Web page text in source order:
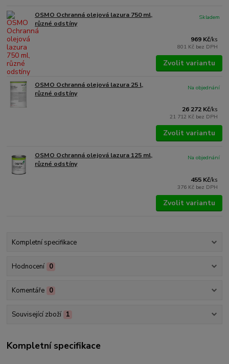
OSMO Ochranná olejová lazura 750 ml,
různé odstíny
969 Kč/ks
801 Kč bez DPH
Skladem
Zvolit variantu
OSMO Ochranná olejová lazura 25 l,
různé odstíny
26 272 Kč/ks
21 712 Kč bez DPH
Na objednání
Zvolit variantu
OSMO Ochranná olejová lazura 125 ml,
různé odstíny
455 Kč/ks
376 Kč bez DPH
Na objednání
Zvolit variantu
Kompletní specifikace
Hodnocení 0
Komentáře 0
Související zboží 1
Kompletní specifikace